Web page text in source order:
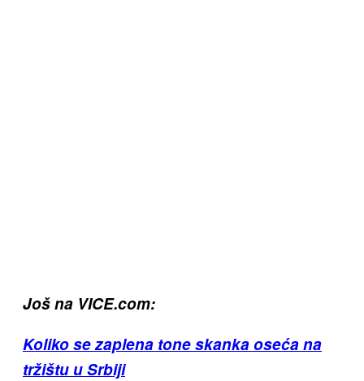
Još na VICE.com:
Koliko se zaplena tone skanka oseća na
tržištu u Srbiji